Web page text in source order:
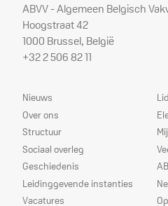
ABVV - Algemeen Belgisch
Hoogstraat 42
1000 Brussel, België
+32 2 506 82 11
Sitemap
Nieuws
Over ons
Structuur
Sociaal overleg
Geschiedenis
Leidinggevende instanties
Vacatures